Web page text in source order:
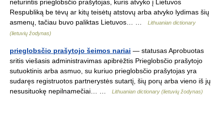
neturintis prieglobsčio prašytojas, kuris atvyko į Lietuvos
Respubliką be tėvų ar kitų teisėtų atstovų arba atvyko lydimas šių
asmenų, tačiau buvo paliktas Lietuvos… …
Lithuanian dictionary
(lietuvių žodynas)
prieglobsčio prašytojo šeimos nariai — statusas Aprobuotas
sritis viešasis administravimas apibrėžtis Prieglobsčio prašytojo
sutuoktinis arba asmuo, su kuriuo prieglobsčio prašytojas yra
sudaręs registruotos partnerystės sutartį, šių porų arba vieno iš jų
nesusituokę nepilnamečiai… …
Lithuanian dictionary (lietuvių žodynas)